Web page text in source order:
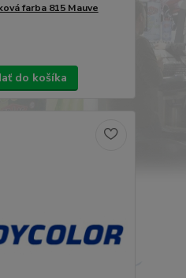
farba 815 Mauve
do košíka